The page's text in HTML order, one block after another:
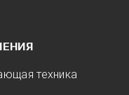
техника